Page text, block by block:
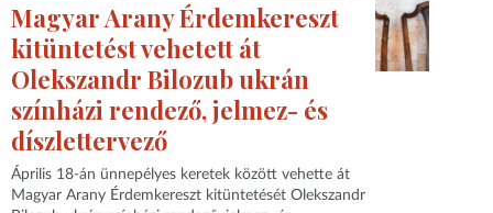
Magyar Arany Érdemkereszt
kitüntetést vehetett át
Olekszandr Bilozub ukrán
színházi rendező, jelmez- és
díszlettervező
Április 18-án ünnepélyes keretek között vehette át
Magyar Arany Érdemkereszt kitüntetését Olekszandr